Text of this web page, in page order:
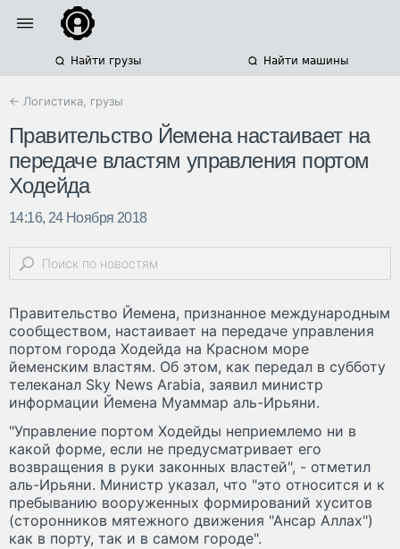
Найти грузы Найти машины
← Логистика, грузы
Правительство Йемена настаивает на
передаче властям управления портом
Ходейда
14:16, 24 Ноября 2018
Правительство Йемена, признанное международным
сообществом, настаивает на передаче управления
портом города Ходейда на Красном море
йеменским властям. Об этом, как передал в субботу
телеканал Sky News Arabia, заявил министр
информации Йемена Муаммар аль-Ирьяни.
"Управление портом Ходейды неприемлемо ни в
какой форме, если не предусматривает его
возвращения в руки законных властей", - отметил
аль-Ирьяни. Министр указал, что "это относится и к
пребыванию вооруженных формирований хуситов
(сторонников мятежного движения "Ансар Аллах")
как в порту, так и в самом городе".